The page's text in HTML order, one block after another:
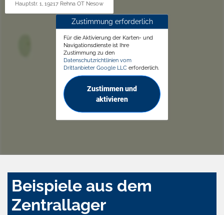
Hauptstr. 1, 19217 Rehna OT Nesow
Zustimmung erforderlich
Für die Aktivierung der Karten- und
Navigationsdienste ist Ihre
Zustimmung zu den
Datenschutzrichtlinien vom
Drittanbieter Google LLC erforderlich.
Zustimmen und
aktivieren
Beispiele aus dem
Zentrallager